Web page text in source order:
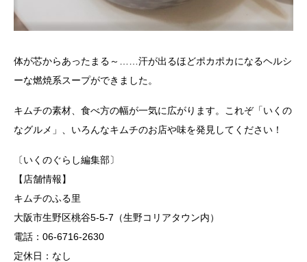
体が芯からあったまる～……汗が出るほどポカポカになるヘルシ
ーな燃焼系スープができました。
キムチの素材、食べ方の幅が一気に広がります。これぞ「いくの
なグルメ」、いろんなキムチのお店や味を発見してください！
〔いくのぐらし編集部〕
【店舗情報】
キムチのふる里
大阪市生野区桃谷5-5-7（生野コリアタウン内）
電話：06-6716-2630
定休日：なし